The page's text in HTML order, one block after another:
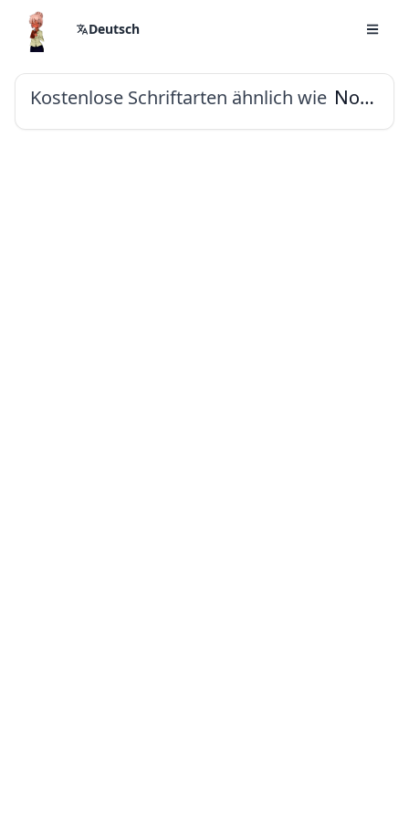
Deutsch
Kostenlose Schriftarten ähnlich wie Noto Sans Cypro Minoan